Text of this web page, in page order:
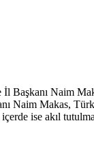
Naim
Makas,
ise akıl